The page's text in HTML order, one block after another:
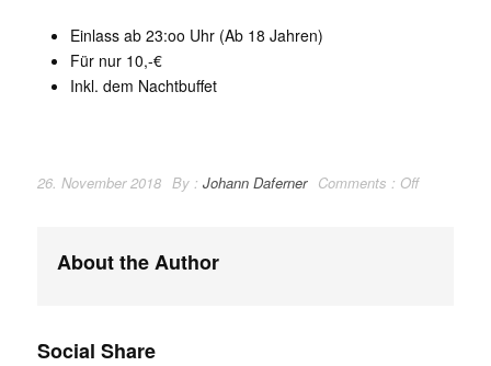
Einlass ab 23:oo Uhr (Ab 18 Jahren)
Für nur 10,-€
Inkl. dem Nachtbuffet
26. November 2018 By : Johann Daferner Comments : Off
About the Author
Social Share